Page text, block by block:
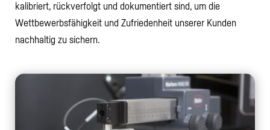
kalibriert, rückverfolgt und dokumentiert sind, um die
Wettbewerbsfähigkeit und Zufriedenheit unserer Kunden
nachhaltig zu sichern.